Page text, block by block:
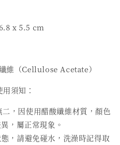
x 5.5 cm
維（Cellulose Acetate）
用須知：
因使用醋酸纖維材質，顏色
，屬正常現象。
請避免碰水，洗澡時記得取